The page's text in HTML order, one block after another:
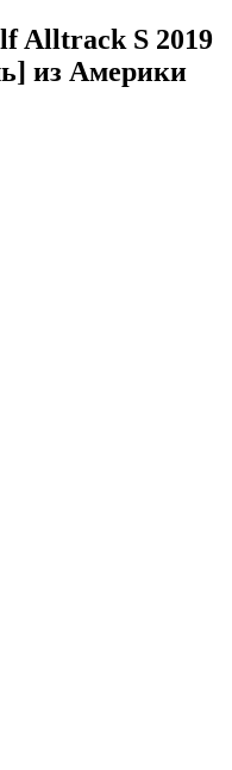
Alltrack S 2019
из Америки